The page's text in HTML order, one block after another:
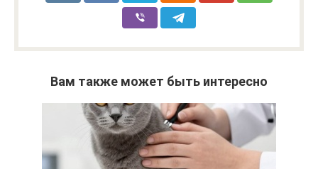
Вам также может быть интересно